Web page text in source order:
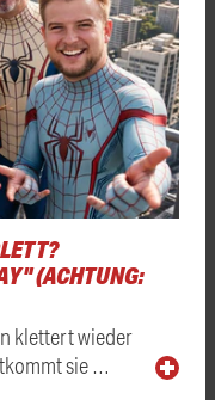
(ACHTUNG:
klettert wieder
sie …